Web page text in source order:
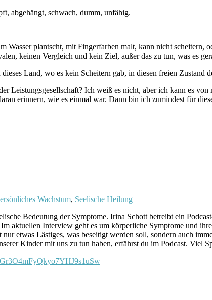
abgehängt, schwach, dumm, unfähig.
plantscht, mit Fingerfarben malt, kann nicht scheitern,
keinen Vergleich und kein Ziel, außer das zu tun, was es
Land, wo es kein Scheitern gab, in diesen freien Zustand
Leistungsgesellschaft? Ich weiß es nicht, aber ich kann es
erinnern, wie es einmal war. Dann bin ich zumindest für
Wachstum, Seelische Heilung
Bedeutung der Symptome. Irina Schott betreibt ein
aktuellen Interview geht es um körperliche Symptome und
etwas Lästiges, was beseitigt werden soll, sondern auch
Kinder mit uns zu tun haben, erfährst du im Podcast. Viel